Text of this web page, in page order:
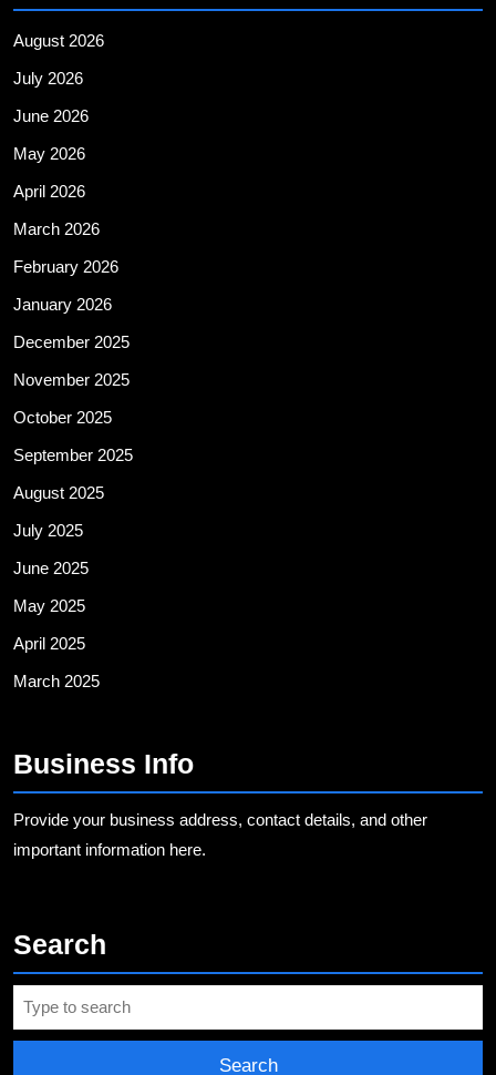
August 2026
July 2026
June 2026
May 2026
April 2026
March 2026
February 2026
January 2026
December 2025
November 2025
October 2025
September 2025
August 2025
July 2025
June 2025
May 2025
April 2025
March 2025
Business Info
Provide your business address, contact details, and other
important information here.
Search
for: